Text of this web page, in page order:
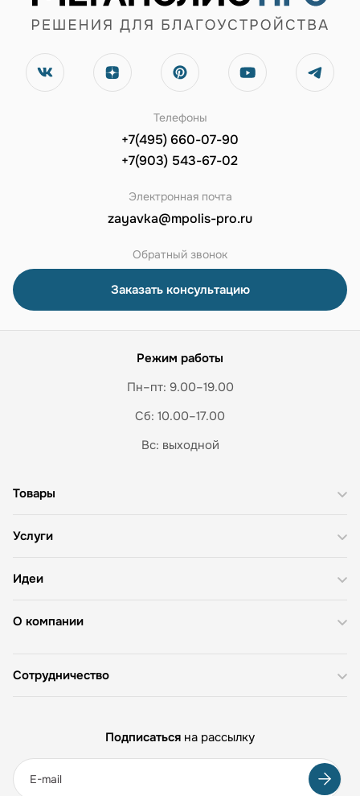
Телефоны
+7(495) 660-07-90
+7(903) 543-67-02
Электронная почта
zayavka@mpolis-pro.ru
Обратный звонок
Заказать консультацию
Режим работы
Пн–пт: 9.00–19.00
Сб: 10.00–17.00
Вс: выходной
О компании
Товары
Услуги
Идеи
Сотрудничество
Подписаться на рассылку